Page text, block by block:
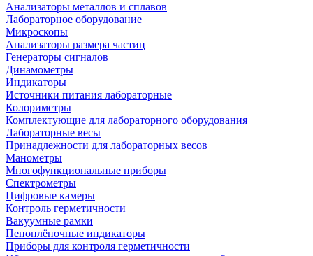
Анализаторы металлов и сплавов
Лабораторное оборудование
Микроскопы
Анализаторы размера частиц
Генераторы сигналов
Динамометры
Индикаторы
Источники питания лабораторные
Колориметры
Комплектующие для лабораторного оборудования
Лабораторные весы
Принадлежности для лабораторных весов
Манометры
Многофункциональные приборы
Спектрометры
Цифровые камеры
Контроль герметичности
Вакуумные рамки
Пеноплёночные индикаторы
Приборы для контроля герметичности